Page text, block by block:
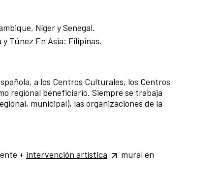
Níger y Senegal.
Túnez En Asia: Filipinas.
a los Centros Culturales, los Centros
regional beneficiario. Siempre se trabaja
municipal), las organizaciones de la
+ intervención artística
mural en